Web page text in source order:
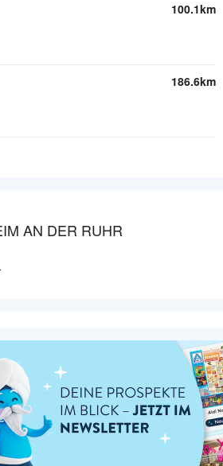
100.1km
186.6km
AN DER RUHR